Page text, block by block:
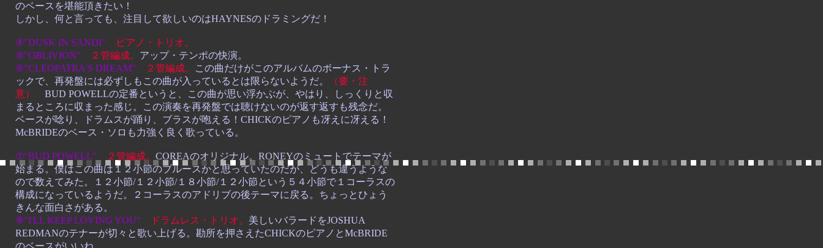
のベースを堪能頂きたい！
しかし、何と言っても、注目して欲しいのはHAYNESのドラミングだ！
④"DUSK IN SANDI"
ピアノ・トリオ。
⑤"OBLIVION"
２管編成。 アップ・テンポの快演。
⑥"CLEOPATRA'S DREAM"
２管編成。
この曲だけがこのアルバムのボーナス・トラ
ックで、再発盤には必ずしもこの曲が入っているとは限らないようだ。
（要・注
意）
BUD POWELLの定番というと、この曲が思い浮かぶが、やはり、しっくりと収
まるところに収まった感じ。この演奏を再発盤では聴けないのが返す返すも残念だ。
ベースが唸り、ドラムスが踊り、ブラスが咆える！CHICKのピアノも冴えに冴える！
McBRIDEのベース・ソロも力強く良く歌っている。
⑦"BUD POWELL" ２管編成。 COREAのオリジナル。RONEYのミュートでテーマが
始まる。僕はこの曲は１２小節のブルースかと思っていたのだが、どうも違うような
ので数えてみた。１２小節/１２小節/１８小節/１２小節という５４小節で１コーラスの
構成になっているようだ。２コーラスのアドリブの後テーマに戻る。ちょっとひょう
きんな面白さがある。
⑧"I'LL KEEP LOVING YOU"
ドラムレス・トリオ。 美しいバラードをJOSHUA
REDMANのテナーが切々と歌い上げる。 勘所を押さえたCHICKのピアノとMcBRIDE
のベースがいいね。